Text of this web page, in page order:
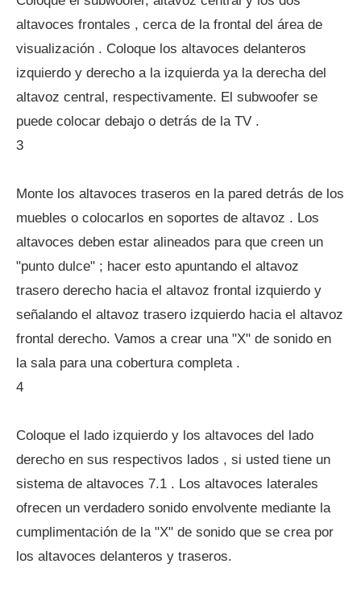
altavoces frontales , cerca de la frontal del área de
visualización . Coloque los altavoces delanteros
izquierdo y derecho a la izquierda ya la derecha del
altavoz central, respectivamente. El subwoofer se
puede colocar debajo o detrás de la TV .
3
Monte los altavoces traseros en la pared detrás de los
muebles o colocarlos en soportes de altavoz . Los
altavoces deben estar alineados para que creen un
"punto dulce" ; hacer esto apuntando el altavoz
trasero derecho hacia el altavoz frontal izquierdo y
señalando el altavoz trasero izquierdo hacia el altavoz
frontal derecho. Vamos a crear una "X" de sonido en
la sala para una cobertura completa .
4
Coloque el lado izquierdo y los altavoces del lado
derecho en sus respectivos lados , si usted tiene un
sistema de altavoces 7.1 . Los altavoces laterales
ofrecen un verdadero sonido envolvente mediante la
cumplimentación de la "X" de sonido que se crea por
los altavoces delanteros y traseros.